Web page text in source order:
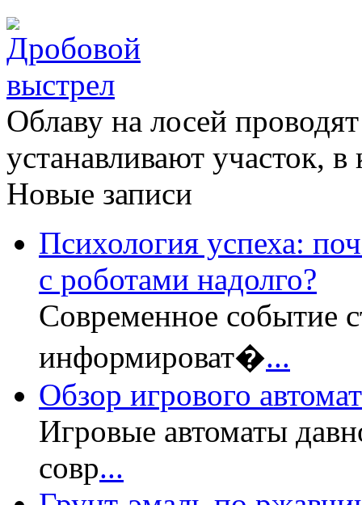
Облаву на лосей
устанавливают участок,
Новые записи
Психология успеха:
с роботами надолго?
Современное событие
информироват�...
Обзор игрового
Игровые автоматы
совр...